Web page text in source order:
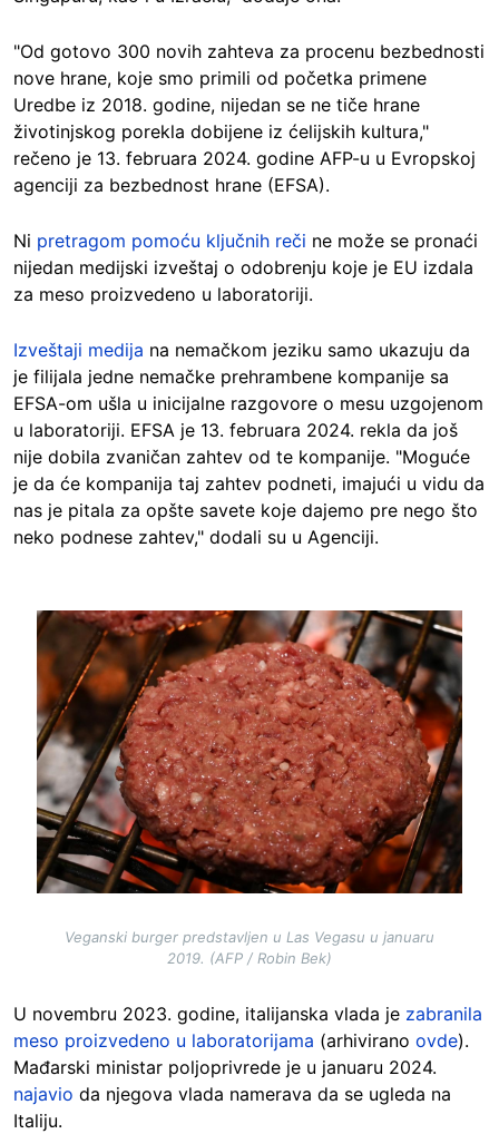
"Od gotovo 300 novih zahteva za procenu bezbednosti
nove hrane, koje smo primili od početka primene
Uredbe iz 2018. godine, nijedan se ne tiče hrane
životinjskog porekla dobijene iz ćelijskih kultura,"
rečeno je 13. februara 2024. godine AFP-u u Evropskoj
agenciji za bezbednost hrane (EFSA).
Ni pretragom pomoću ključnih reči ne može se pronaći
nijedan medijski izveštaj o odobrenju koje je EU izdala
za meso proizvedeno u laboratoriji.
Izveštaji medija na nemačkom jeziku samo ukazuju da
je filijala jedne nemačke prehrambene kompanije sa
EFSA-om ušla u inicijalne razgovore o mesu uzgojenom
u laboratoriji. EFSA je 13. februara 2024. rekla da još
nije dobila zvaničan zahtev od te kompanije. "Moguće
je da će kompanija taj zahtev podneti, imajući u vidu da
nas je pitala za opšte savete koje dajemo pre nego što
neko podnese zahtev," dodali su u Agenciji.
Image
Veganski burger predstavljen u Las Vegasu u januaru
2019. (AFP / Robin Bek)
U novembru 2023. godine, italijanska vlada je zabranila
meso proizvedeno u laboratorijama (arhivirano ovde).
Mađarski ministar poljoprivrede je u januaru 2024.
najavio da njegova vlada namerava da se ugleda na
Italiju.